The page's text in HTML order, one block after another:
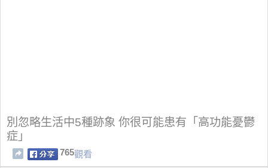
別忽略生活中5種跡象 你很可能患有「高功能憂鬱
症」
765觀看